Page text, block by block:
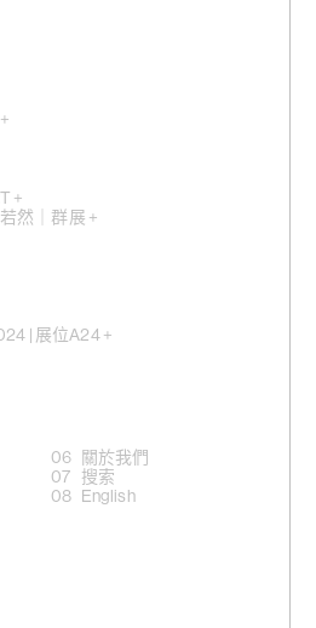
+
然｜群展 +
| 展位A24 +
關於我們
搜索
English